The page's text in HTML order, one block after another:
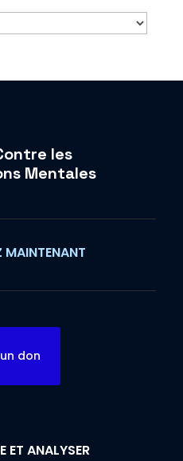
les
Mentales
MAINTENANT
don
ET ANALYSER